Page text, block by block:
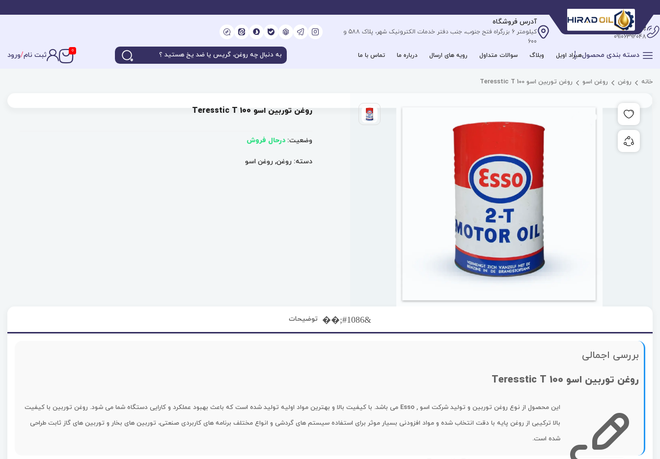
پشتیبانی آنلاین
09106392048
آدرس فروشگاه
کیلومتر 6 بزرگراه فتح جنوب، جنب دفتر خدمات الکترونیک شهر، پلاک 588 و
600
دسته بندی محصولهیراد اویل وبلاگ سوالات متداول رویه های ارسال درباره ما تماس با ما
0 ثبت نام/ورود
خانه روغن روغن اسو روغن توربین اسو Teresstic T 100
افزودن به علاقه مندی ها روغن توربین اسو Teresstic T 100
وضعیت: درحال فروش
دسته: روغن, روغن اسو
توضیحات
بررسی اجمالی
روغن توربین اسو Teresstic T 100
این محصول از نوع روغن توربین و تولید شرکت اسو , Esso می باشد. با کیفیت بالا و بهترین مواد اولیه تولید شده است که باعث بهبود عملکرد و کارایی دستگاه شما می شود. روغن توربین با کیفیت
بالا ترکیبی از روغن پایه با دقت انتخاب شده و مواد افزودنی بسیار موثر برای استفاده سیستم های گردشی و انواع مختلف برنامه های کاربردی صنعتی، توربین های بخار و توربین های گاز ثابت طراحی
شده است.